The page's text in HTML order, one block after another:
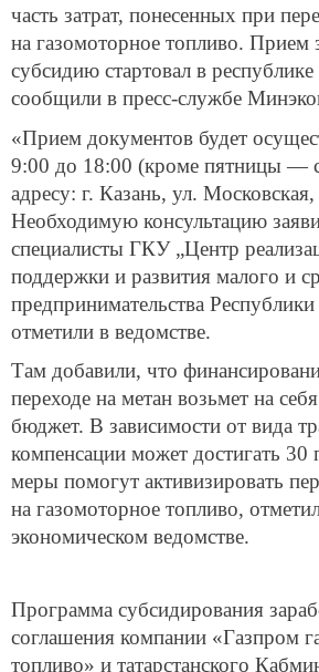
часть затрат, понесенных при
на газомоторное топливо. Прием
субсидию стартовал в
сообщили в пресс-службе
«Прием документов будет
9:00 до 18:00 (кроме пятницы —
адресу: г. Казань, ул.
Необходимую консультацию
специалисты ГКУ „Центр
поддержки и развития малого и
предпринимательства
отметили в ведомстве.
Там добавили, что
переходе на метан возьмет на
бюджет. В зависимости от вида
компенсации может достигать 30
меры помогут активизировать
на газомоторное топливо,
экономическом ведомстве.
Программа субсидирования
соглашения компании «Газпром
топливо» и татарстанского